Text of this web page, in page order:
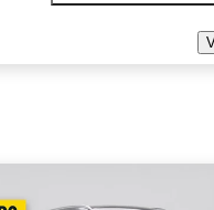
Aviso